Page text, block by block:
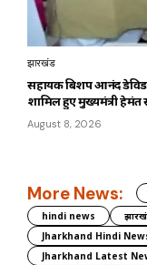
झारखंड
सहायक बिशप आनंद डेविड
शामिल हुए मुख्यमंत्री हेमंत
August 8, 2026
More News:
hindi news
Jharkhand Hindi
Jharkhand Latest